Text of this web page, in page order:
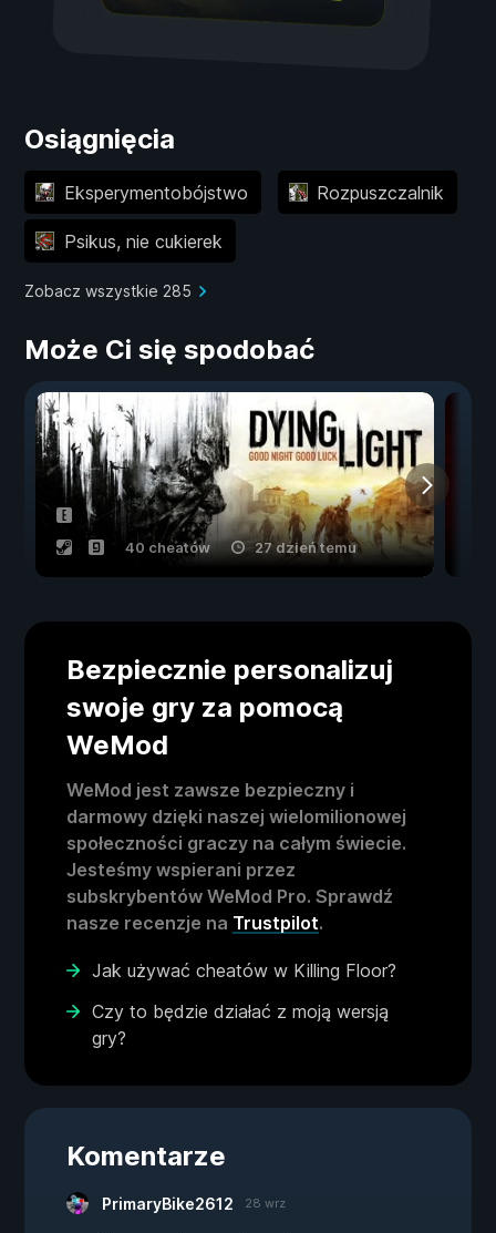
Osiągnięcia
Eksperymentobójstwo Rozpuszczalnik
Psikus, nie cukierek
Zobacz wszystkie 285
Może Ci się spodobać
40 cheatów 27 dzień temu
Bezpiecznie personalizuj
swoje gry za pomocą
WeMod
WeMod jest zawsze bezpieczny i
darmowy dzięki naszej wielomilionowej
społeczności graczy na całym świecie.
Jesteśmy wspierani przez
subskrybentów WeMod Pro. Sprawdź
nasze recenzje na Trustpilot.
Jak używać cheatów w Killing Floor?
Czy to będzie działać z moją wersją
gry?
Komentarze
PrimaryBike2612 28 wrz